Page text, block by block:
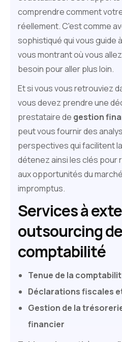
comprendre comment
réellement. C'est comme
sophistiqué qui vous guide
vous montrant où vous
besoin pour aller plus loin.
Et si vous vous retrouviez
vous devez prendre une
prestataire de gestion
peut vous fournir des
perspectives qui facilitent
détenez ainsi les clés pour
aux opportunités du
impromptus.
Services à
outsourcing
comptabilité
Tenue de la
Déclarations fiscales
Gestion de la
financier